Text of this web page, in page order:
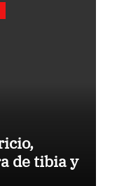
de tibia y